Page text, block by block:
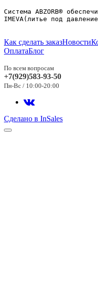
Система ABZORB®
IMEVA(литье под
Как сделать заказНовости
ОплатаБлог
По всем вопросам
+7(929)583-93-50
Пн-Вс / 10:00-20:00
Сделано в InSales